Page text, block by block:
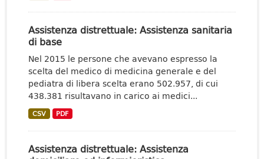
Assistenza distrettuale: Assistenza sanitaria
di base
Nel 2015 le persone che avevano espresso la
scelta del medico di medicina generale e del
pediatra di libera scelta erano 502.957, di cui
438.381 risultavano in carico ai medici...
CSV PDF
Assistenza distrettuale: Assistenza